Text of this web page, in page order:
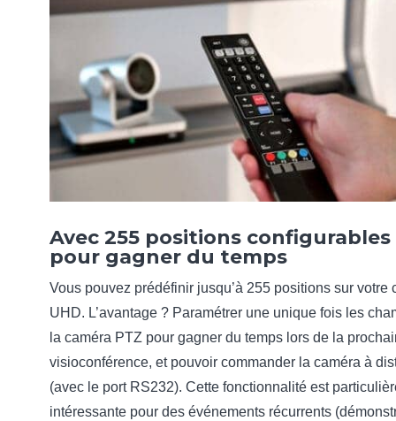
Avec 255 positions configurables
pour gagner du temps
Vous pouvez prédéfinir jusqu’à 255 positions sur votre
UHD. L’avantage ? Paramétrer une unique fois les
la caméra PTZ pour gagner du temps lors de la
visioconférence, et pouvoir commander la caméra à
(avec le port RS232). Cette fonctionnalité est
intéressante pour des événements récurrents